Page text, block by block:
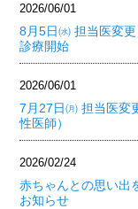
2026/06/01
8月5日㈬ 担当医変
診療開始
2026/06/01
7月27日㈪ 担当医
性医師）
2026/02/24
赤ちゃんとの思い出
お知らせ